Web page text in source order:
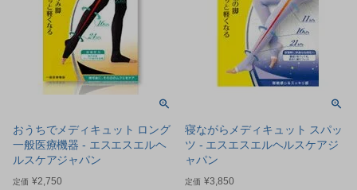
おうちでメディキュット ロング
一般医療機器 - エスエスエルヘ
ルスケアジャパン
定価 ¥2,750
寝ながらメディキュット スパッ
ツ - エスエスエルヘルスケアジ
ャパン
定価 ¥3,850